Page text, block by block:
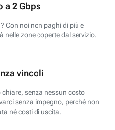
a 2 Gbps
Con noi non paghi di più e
nelle zone coperte dal servizio.
vincoli
chiare, senza nessun costo
senza impegno, perché non
né costi di uscita.